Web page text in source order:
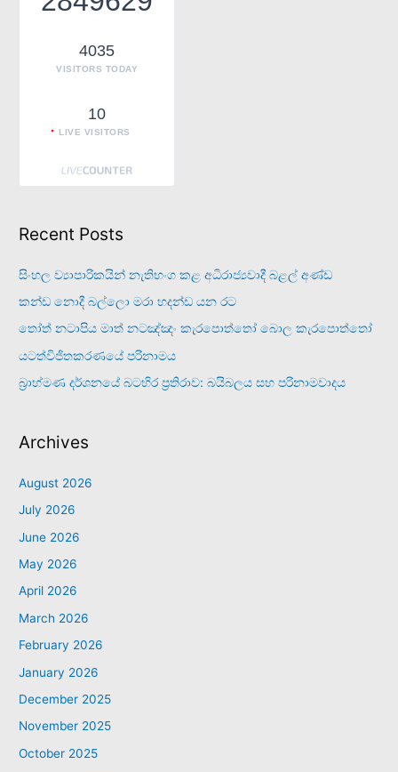
4035
VISITORS TODAY
10
LIVE VISITORS
Recent Posts
සිංහල ව්‍යාපාරිකයින් නැතිභංග කළ අධිරාජ්‍යවාදී බළල් අණ්ඩ
කන්ඩ නොදී බල්ලො මරා හදන්ඩ යන රට
තෝත් නටාපිය මාත් නටඤ්ඤං කැරපොත්තෝ බොල කැරපොත්තෝ
යටත්විජිතකරණයේ පරිනාමය
බ්‍රාහ්මණ දර්ශනයේ බටහිර ප්‍රතිරාව: බයිබලය සහ පරිනාමවාදය
Archives
August 2026
July 2026
June 2026
May 2026
April 2026
March 2026
February 2026
January 2026
December 2025
November 2025
October 2025